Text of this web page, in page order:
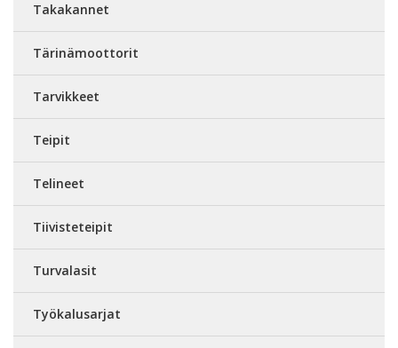
Takakannet
Tärinämoottorit
Tarvikkeet
Teipit
Telineet
Tiivisteteipit
Turvalasit
Työkalusarjat